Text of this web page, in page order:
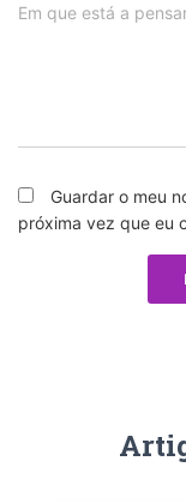
Em que está a
Guardar o meu
próxima vez que eu